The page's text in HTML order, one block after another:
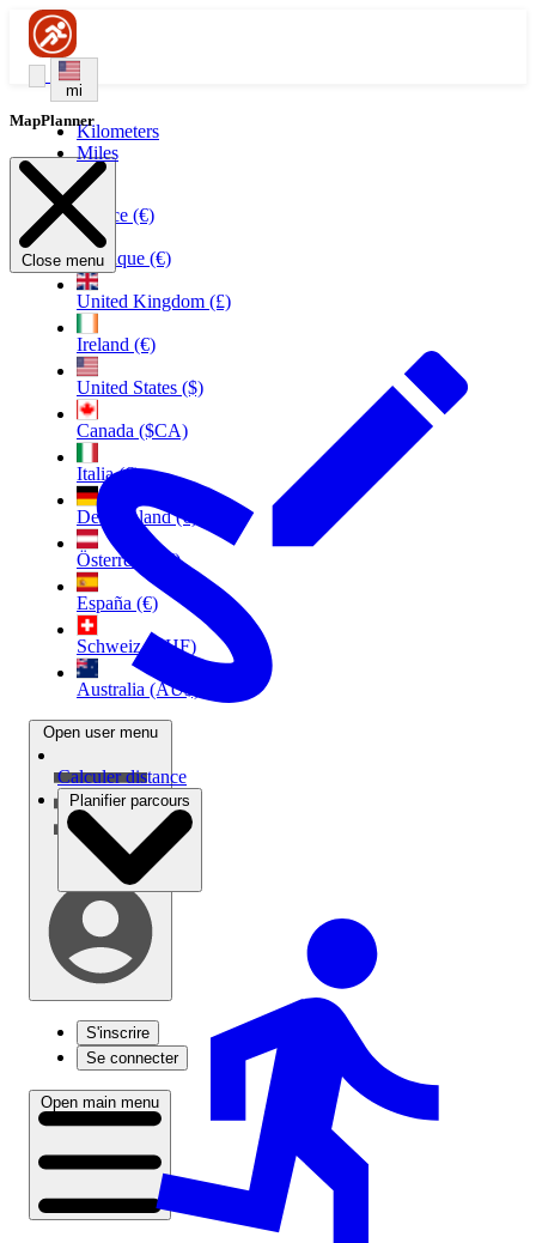
mi
Kilometers
Miles
France (€)
Belgique (€)
United Kingdom (£)
Ireland (€)
United States ($)
Canada ($CA)
Italia (€)
Deutschland (€)
Österreich (€)
España (€)
Schweiz (CHF)
Australia (AU$)
Open user menu
S'inscrire
Se connecter
Open main menu
MapPlanner
Close menu
Calculer distance
Planifier parcours